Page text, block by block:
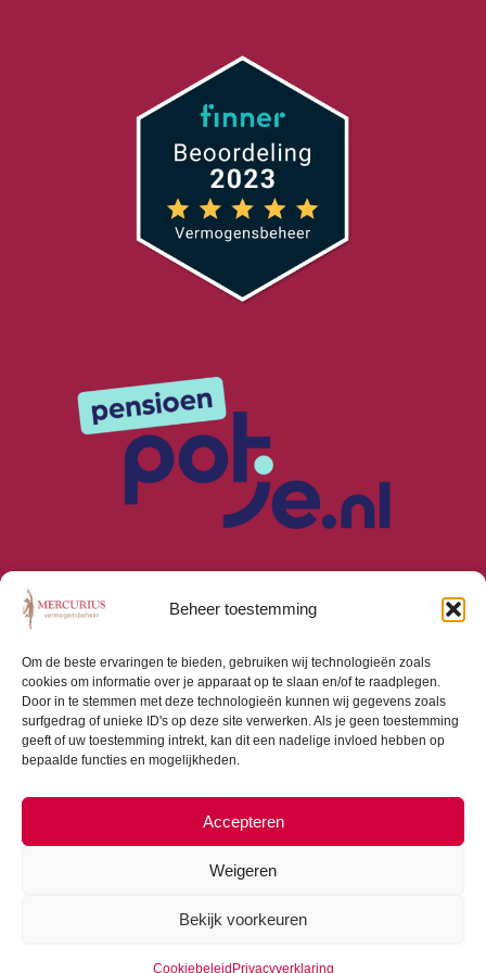
Beheer toestemming
Om de beste ervaringen te bieden, gebruiken wij technologieën zoals
cookies om informatie over je apparaat op te slaan en/of te raadplegen.
Door in te stemmen met deze technologieën kunnen wij gegevens zoals
surfgedrag of unieke ID's op deze site verwerken. Als je geen toestemming
geeft of uw toestemming intrekt, kan dit een nadelige invloed hebben op
bepaalde functies en mogelijkheden.
Accepteren
Weigeren
Bekijk voorkeuren
Cookiebeleid Privacyverklaring
Algemene Voorwaarden
Privacyverklaring
Cookiebeleid (EU)
Consumentenbrief
Beleggingsbeleid
Copyright © 2026 Mercurius Vermogensbeheer |